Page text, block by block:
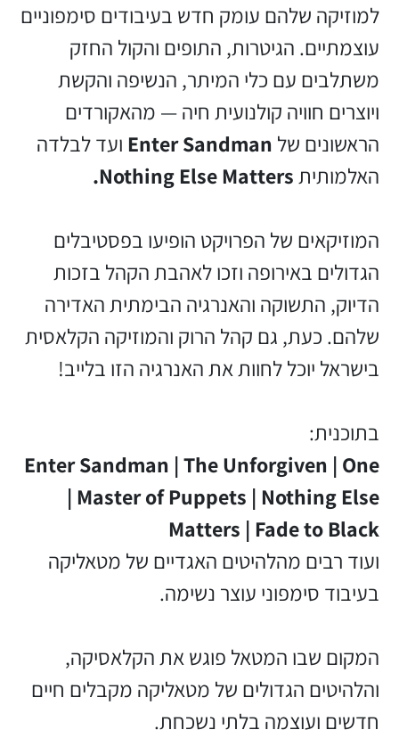
למוזיקה שלהם עומק חדש בעיבודים סימפוניים
עוצמתיים. הגיטרות, התופים והקול החזק
משתלבים עם כלי המיתר, הנשיפה והקשת
ויוצרים חוויה קולנועית חיה — מהאקורדים
הראשונים של Enter Sandman ועד לבלדה
האלמותיתNothing Else Matters.
המוזיקאים של הפרויקט הופיעו בפסטיבלים
הגדולים באירופה וזכו לאהבת הקהל בזכות
הדיוק, התשוקה והאנרגיה הבימתית האדירה
שלהם. כעת, גם קהל הרוק והמוזיקה הקלאסית
בישראל יוכל לחוות את האנרגיה הזו בלייב!
בתוכנית:
Enter Sandman | The Unforgiven | One
| Master of Puppets | Nothing Else
Matters | Fade to Black
ועוד רבים מהלהיטים האגדיים של מטאליקה
בעיבוד סימפוני עוצר נשימה.
המקום שבו המטאל פוגש את הקלאסיקה,
והלהיטים הגדולים של מטאליקה מקבלים חיים
חדשים ועוצמה בלתי נשכחת.